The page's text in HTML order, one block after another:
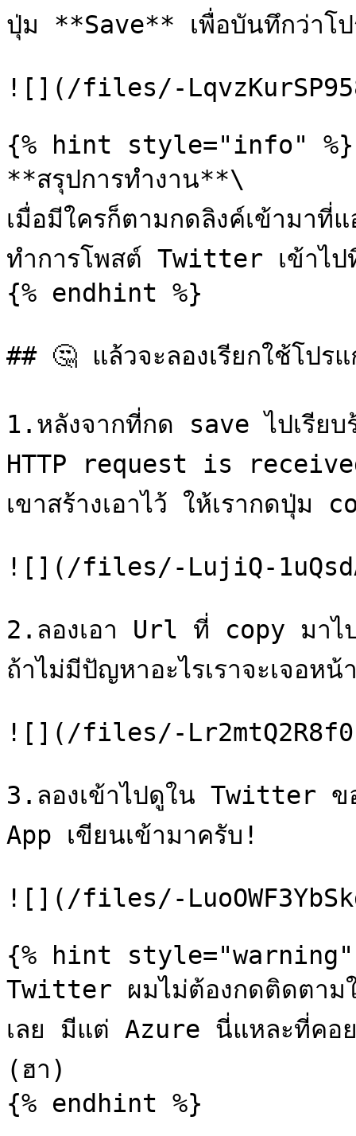
ปุ่ม **Save** เพื่อบันทึกว่าโป
![](/files/-
{% hint style="info" %}
**สรุปการทำงาน**\
เมื่อมีใครก็ตามกดลิงค์เข้ามาที่
ทำการโพสต์ Twitter เข้าไ
{% endhint %}
## 🤔 แล้วจะลองเรียกใช้โปร
1.หลังจากที่กด save ไปเรียบ
HTTP request is
เขาสร้างเอาไว้ ให้เรากดปุ่ม
![](/files/-LujiQ-
2.ลองเอา Url ที่ copy มาไ
ถ้าไม่มีปัญหาอะไรเราจะเจอห
![](/files/-
3.ลองเข้าไปดูใน Twitter ข
App เขียนเข้ามาครับ!
![](/files/-
{% hint style="warning"
Twitter ผมไม่ต้องกดติดตามใ
เลย มีแต่ Azure นี่แหละที่คอ
(ฮา)
{% endhint %}